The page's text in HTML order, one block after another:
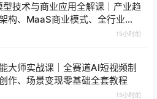
型技术与商业应用全解课｜产业趋
构、MaaS商业模式、全行业场
教程
15小时前
大师实战课｜全赛道AI短视频制
作、场景变现零基础全套教程
15小时前